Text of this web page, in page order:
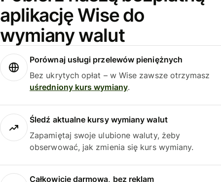
aplikację Wise do
wymiany walut
Porównaj usługi przelewów pieniężnych
Bez ukrytych opłat – w Wise zawsze otrzymasz
uśredniony kurs wymiany.
Śledź aktualne kursy wymiany walut
Zapamiętaj swoje ulubione waluty, żeby
obserwować, jak zmienia się kurs wymiany.
Całkowicie darmowa, bez reklam